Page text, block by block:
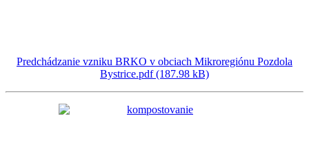
Predchádzanie vzniku BRKO v obciach Mikroregiónu Pozdola
Bystrice.pdf (187.98 kB)